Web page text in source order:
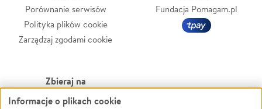
Porównanie serwisów
Polityka plików cookie
Zarządzaj zgodami cookie
Fundacja Pomagam.pl
Zbieraj na
Informacje o plikach cookie